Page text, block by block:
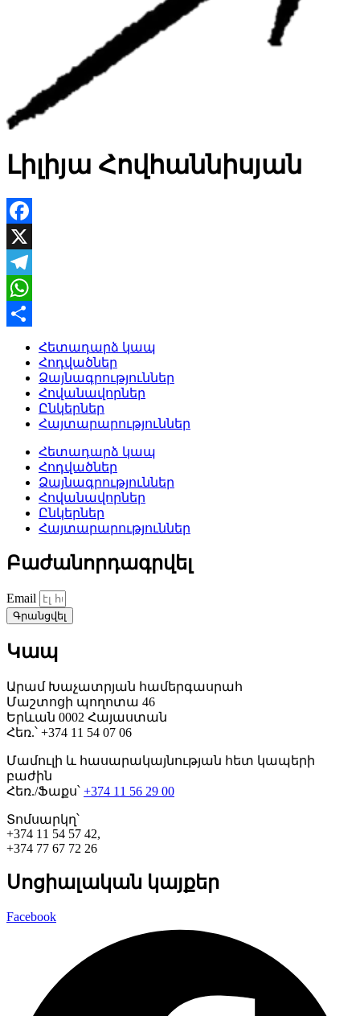
Լիլիյա Հովհաննիսյան
Facebook
X
Telegram
WhatsApp
Հետադարձ կապ
Հոդվածներ
Ձայնագրություններ
Հովանավորներ
Ընկերներ
Հայտարարություններ
Հետադարձ կապ
Հոդվածներ
Ձայնագրություններ
Հովանավորներ
Ընկերներ
Հայտարարություններ
Բաժանորդագրվել
Email
Գրանցվել
Կապ
Արամ Խաչատրյան համերգասրահ
Մաշտոցի պողոտա 46
Երևան 0002 Հայաստան
Հեռ.՝ +374 11 54 07 06
Մամուլի և հասարակայնության հետ կապերի
բաժին
Հեռ./Ֆաքս՝ +374 11 56 29 00
Տոմսարկղ՝
+374 11 54 57 42,
+374 77 67 72 26
Սոցիալական կայքեր
Facebook